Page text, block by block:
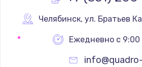
Челябинск, ул. Братьев
Ежедневно с 9:00